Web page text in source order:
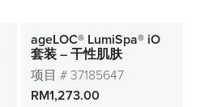
ageLOC® LumiSpa® iO
套装 – 干性肌肤
项目 # 37185647
RM1,273.00